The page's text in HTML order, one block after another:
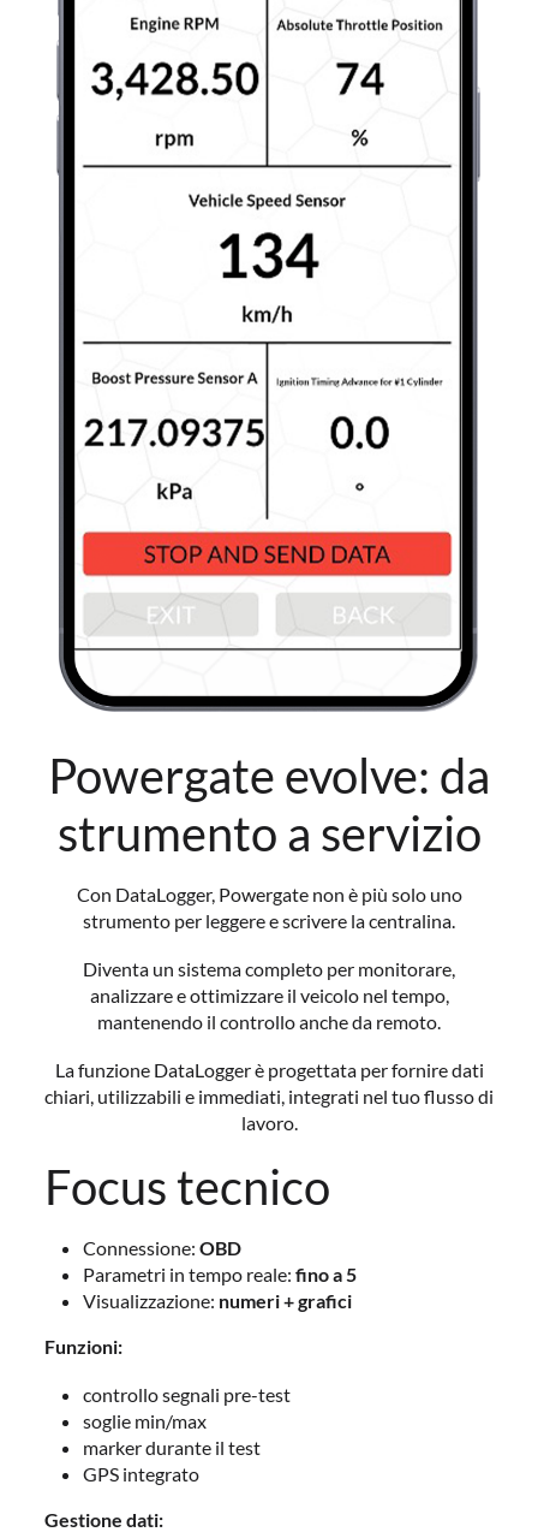
Powergate evolve: da
strumento a servizio
Con DataLogger, Powergate non è più solo uno
strumento per leggere e scrivere la centralina.
Diventa un sistema completo per monitorare,
analizzare e ottimizzare il veicolo nel tempo,
mantenendo il controllo anche da remoto.
La funzione DataLogger è progettata per fornire dati
chiari, utilizzabili e immediati, integrati nel tuo flusso di
lavoro.
Focus tecnico
Connessione: OBD
Parametri in tempo reale: fino a 5
Visualizzazione: numeri + grafici
Funzioni:
controllo segnali pre-test
soglie min/max
marker durante il test
GPS integrato
Gestione dati: